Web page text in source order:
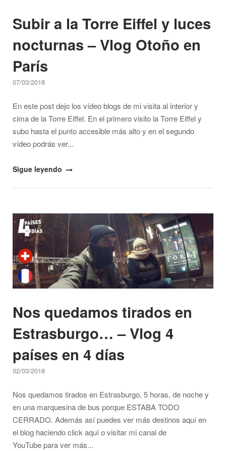
Otoño
en
París"
Subir a la Torre Eiffel y luces
nocturnas – Vlog Otoño en
París
07/03/2018
En este post dejo los vídeo blogs de mi visita al interior y
cima de la Torre Eiffel. En el primero visito la Torre Eiffel y
subo hasta el punto accesible más alto y en el segundo
vídeo podrás ver...
"Subir
Eiffel
luces
nocturnas
–
Vlog
en
París"
Sigue leyendo
Open post
Nos quedamos tirados en
Estrasburgo… – Vlog 4
países en 4 días
02/03/2018
Nos quedamos tirados en Estrasburgo, 5 horas, de noche y
en una marquesina de bus porque ESTABA TODO
CERRADO. Además así puedes ver más destinos aquí en
el blog haciendo click aquí o visitar mi canal de
YouTube para ver más...